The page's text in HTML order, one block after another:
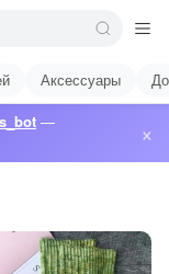
Аксессуары
—
×